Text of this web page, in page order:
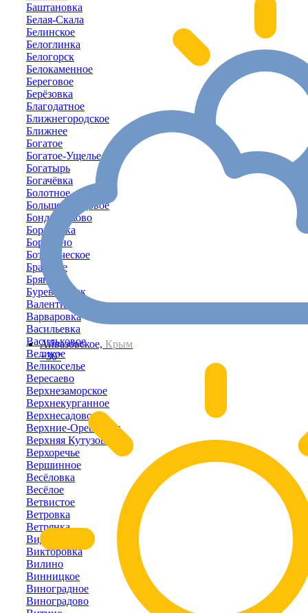
Айвазовское, Крым
+30°
Баштановка
Белая-Скала
Белинское
Белоглинка
Белогорск
Белокаменное
Береговое
Берёзовка
Благодатное
Ближнегородское
Ближнее
Богатое
Богатое-Ущелье
Богатырь
Богачёвка
Болотное
Большое-Садовое
Бондаренково
Борисовка
Бородино
Ботаническое
Братское
Брянское
Буревестник
Валентиново
Варваровка
Васильевка
Васильковое
Великое
Великоселье
Вересаево
Верхнезаморское
Верхнекурганное
Верхнесадовое
Верхние-Орешники
Верхняя Кутузовка
Верхоречье
Вершинное
Весёловка
Весёлое
Ветвистое
Ветровка
Ветрянка
Видное
Викторовка
Вилино
Винницкое
Виноградное
Виноградово